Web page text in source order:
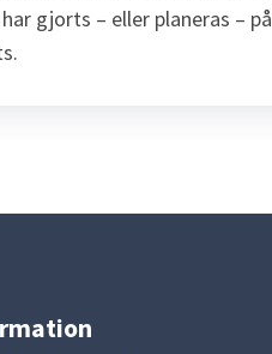
gjorts – eller planeras – på